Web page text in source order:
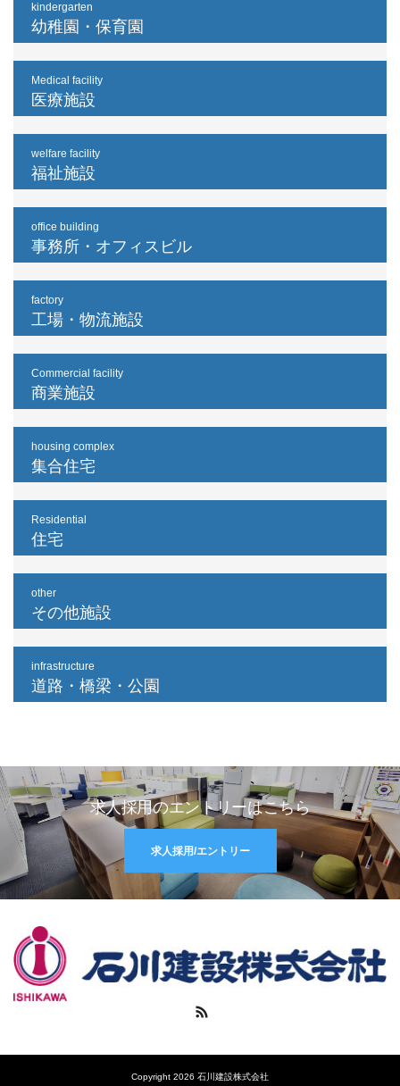
kindergarten
幼稚園・保育園
Medical facility
医療施設
welfare facility
福祉施設
office building
事務所・オフィスビル
factory
工場・物流施設
Commercial facility
商業施設
housing complex
集合住宅
Residential
住宅
other
その他施設
infrastructure
道路・橋梁・公園
求人採用のエントリーはこちら
求人採用/エントリー
Copyright 2026 石川建設株式会社